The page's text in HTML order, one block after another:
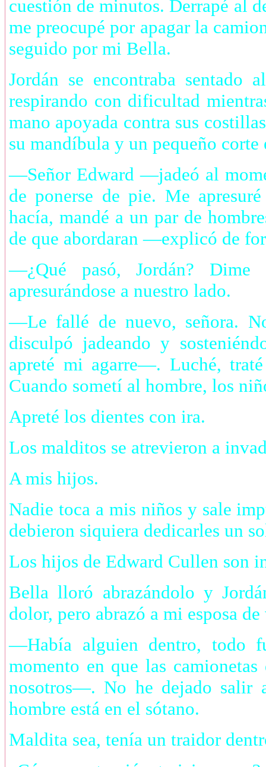
cuestión de minutos. Derrapé al
me preocupé por apagar la
seguido por mi Bella.
Jordán se encontraba sentado
respirando con dificultad
mano apoyada contra sus
su mandíbula y un pequeño
—Señor Edward —jadeó al
de ponerse de pie. Me
hacía, mandé a un par de
de que abordaran —explicó de
—¿Qué pasó, Jordán?
apresurándose a nuestro lado.
—Le fallé de nuevo, señora.
disculpó jadeando y
apreté mi agarre—. Luché,
Cuando sometí al hombre, los
Apreté los dientes con ira.
Los malditos se atrevieron a
A mis hijos.
Nadie toca a mis niños y sale
debieron siquiera dedicarles un
Los hijos de Edward Cullen son
Bella lloró abrazándolo y
dolor, pero abrazó a mi esposa
—Había alguien dentro, todo
momento en que las
nosotros—. No he dejado salir
hombre está en el sótano.
Maldita sea, tenía un traidor